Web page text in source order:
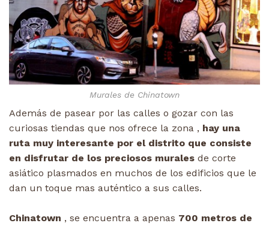
Murales de Chinatown
Además de pasear por las calles o gozar con las
curiosas tiendas que nos ofrece la zona , hay una
ruta muy interesante por el distrito que consiste
en disfrutar de los preciosos murales de corte
asiático plasmados en muchos de los edificios que le
dan un toque mas auténtico a sus calles.
Chinatown , se encuentra a apenas 700 metros de